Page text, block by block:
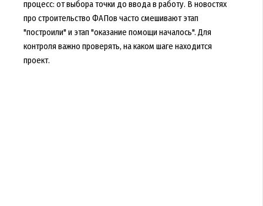
процесс: от выбора точки до ввода в работу. В новостях
про строительство ФАПов часто смешивают этап
"построили" и этап "оказание помощи началось". Для
контроля важно проверять, на каком шаге находится
проект.